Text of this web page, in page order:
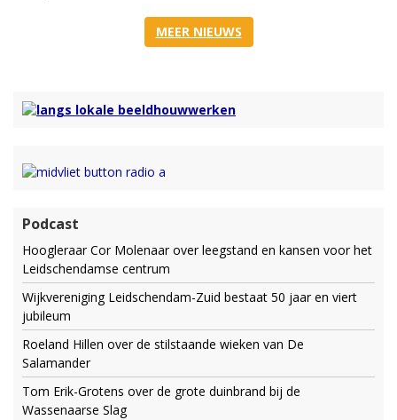
MEER NIEUWS
Podcast
Hoogleraar Cor Molenaar over leegstand en kansen voor het
Leidschendamse centrum
Wijkvereniging Leidschendam-Zuid bestaat 50 jaar en viert
jubileum
Roeland Hillen over de stilstaande wieken van De
Salamander
Tom Erik-Grotens over de grote duinbrand bij de
Wassenaarse Slag